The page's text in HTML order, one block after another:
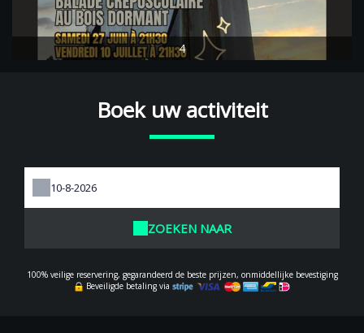
4
Boek uw activiteit
ZOEKEN NAAR
100% veilige reservering, gegarandeerd de beste prijzen, onmiddellijke bevestiging
Beveiligde betaling via